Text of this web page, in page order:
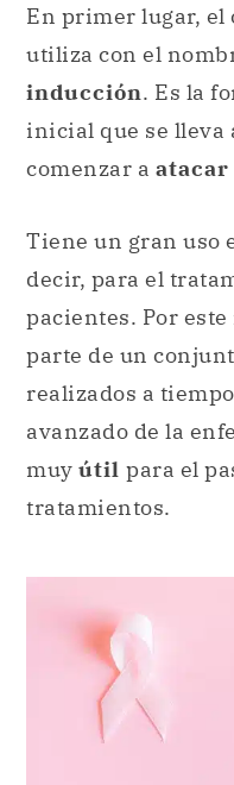
En primer lugar, el
utiliza con el
inducción. Es la
inicial que se lleva
comenzar a atacar
Tiene un gran uso
decir, para el
pacientes. Por
parte de un
realizados a
avanzado de la
muy útil para el
tratamientos.